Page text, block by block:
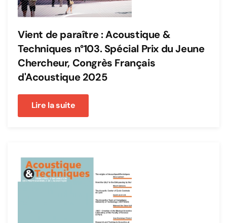
Vient de paraître : Acoustique &
Techniques n°103. Spécial Prix du Jeune
Chercheur, Congrès Français
d'Acoustique 2025
Lire la suite